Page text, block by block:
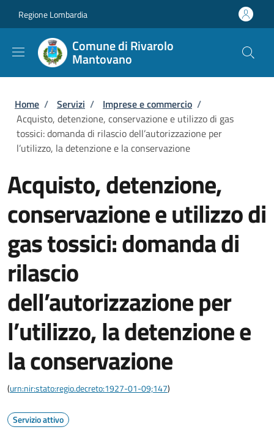
Regione Lombardia
Comune di Rivarolo
Mantovano
Briciole di pane
Home / Servizi / Imprese e commercio /
Acquisto, detenzione, conservazione e utilizzo di gas
tossici: domanda di rilascio dell’autorizzazione per
l’utilizzo, la detenzione e la conservazione
Acquisto, detenzione,
conservazione e utilizzo di
gas tossici: domanda di
rilascio
dell’autorizzazione per
l’utilizzo, la detenzione e
la conservazione
(urn:nir:stato:regio.decreto:1927-01-09;147)
Servizio attivo